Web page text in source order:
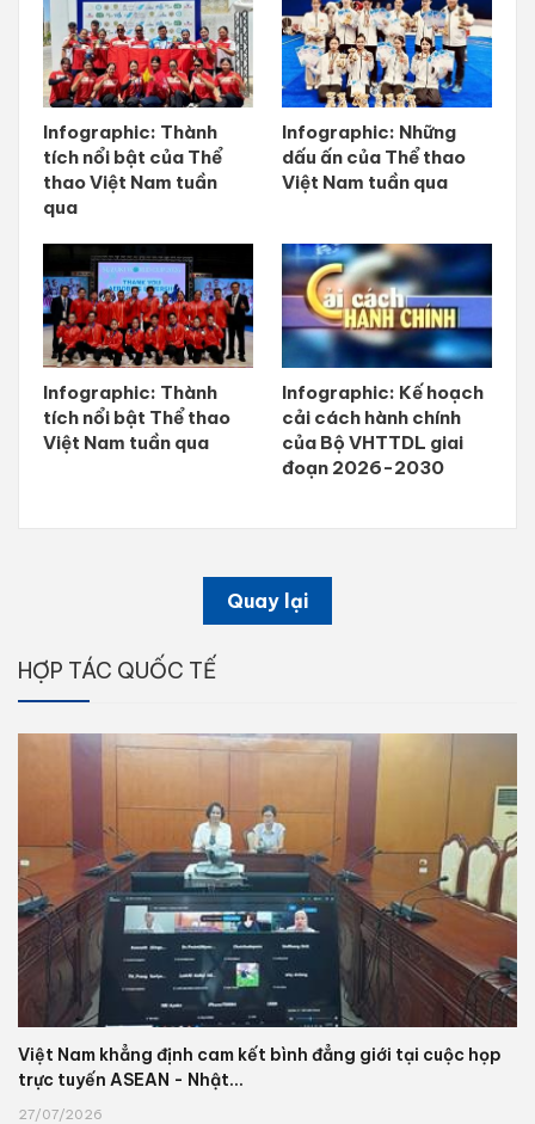
Infographic: Thành
tích nổi bật của Thể
thao Việt Nam tuần
qua
Infographic: Những
dấu ấn của Thể thao
Việt Nam tuần qua
Infographic: Thành
tích nổi bật Thể thao
Việt Nam tuần qua
Infographic: Kế hoạch
cải cách hành chính
của Bộ VHTTDL giai
đoạn 2026-2030
Quay lại
HỢP TÁC QUỐC TẾ
Việt Nam khẳng định cam kết bình đẳng giới tại cuộc họp
trực tuyến ASEAN - Nhật...
27/07/2026